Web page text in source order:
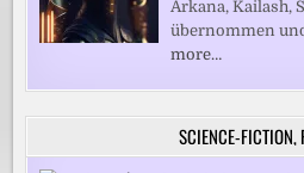
Arkana, Kailash,
übernommen
more…
SCIENCE-FICTION,